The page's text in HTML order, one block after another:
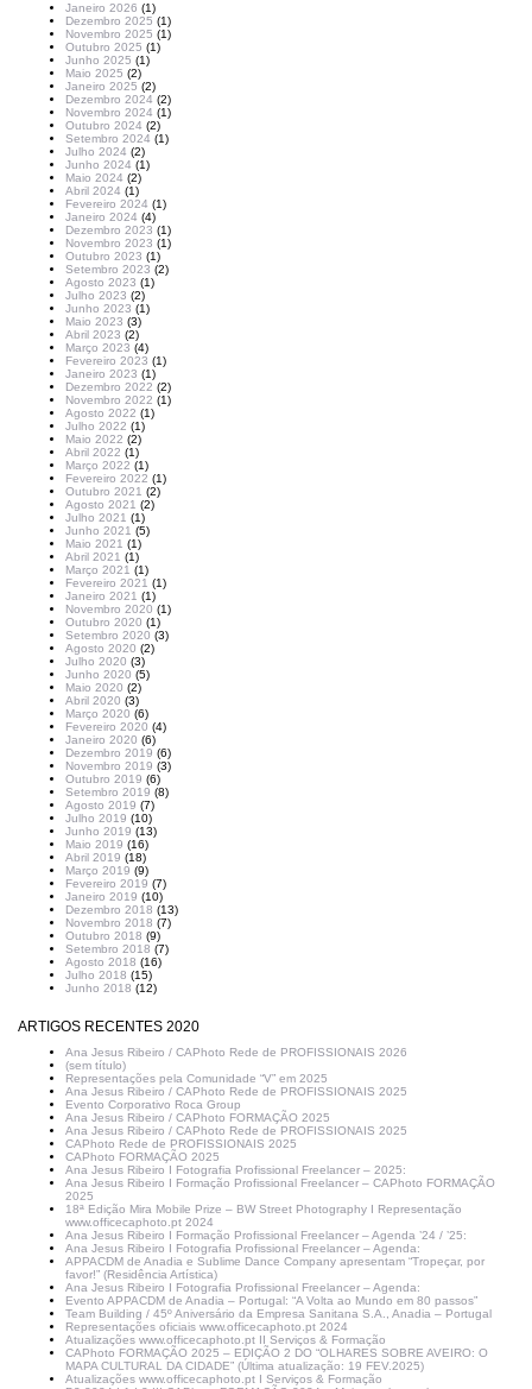
Janeiro 2026 (1)
Dezembro 2025 (1)
Novembro 2025 (1)
Outubro 2025 (1)
Junho 2025 (1)
Maio 2025 (2)
Janeiro 2025 (2)
Dezembro 2024 (2)
Novembro 2024 (1)
Outubro 2024 (2)
Setembro 2024 (1)
Julho 2024 (2)
Junho 2024 (1)
Maio 2024 (2)
Abril 2024 (1)
Fevereiro 2024 (1)
Janeiro 2024 (4)
Dezembro 2023 (1)
Novembro 2023 (1)
Outubro 2023 (1)
Setembro 2023 (2)
Agosto 2023 (1)
Julho 2023 (2)
Junho 2023 (1)
Maio 2023 (3)
Abril 2023 (2)
Março 2023 (4)
Fevereiro 2023 (1)
Janeiro 2023 (1)
Dezembro 2022 (2)
Novembro 2022 (1)
Agosto 2022 (1)
Julho 2022 (1)
Maio 2022 (2)
Abril 2022 (1)
Março 2022 (1)
Fevereiro 2022 (1)
Outubro 2021 (2)
Agosto 2021 (2)
Julho 2021 (1)
Junho 2021 (5)
Maio 2021 (1)
Abril 2021 (1)
Março 2021 (1)
Fevereiro 2021 (1)
Janeiro 2021 (1)
Novembro 2020 (1)
Outubro 2020 (1)
Setembro 2020 (3)
Agosto 2020 (2)
Julho 2020 (3)
Junho 2020 (5)
Maio 2020 (2)
Abril 2020 (3)
Março 2020 (6)
Fevereiro 2020 (4)
Janeiro 2020 (6)
Dezembro 2019 (6)
Novembro 2019 (3)
Outubro 2019 (6)
Setembro 2019 (8)
Agosto 2019 (7)
Julho 2019 (10)
Junho 2019 (13)
Maio 2019 (16)
Abril 2019 (18)
Março 2019 (9)
Fevereiro 2019 (7)
Janeiro 2019 (10)
Dezembro 2018 (13)
Novembro 2018 (7)
Outubro 2018 (9)
Setembro 2018 (7)
Agosto 2018 (16)
Julho 2018 (15)
Junho 2018 (12)
ARTIGOS RECENTES 2020
Ana Jesus Ribeiro / CAPhoto Rede de PROFISSIONAIS 2026
(sem título)
Representações pela Comunidade “V” em 2025
Ana Jesus Ribeiro / CAPhoto Rede de PROFISSIONAIS 2025
Evento Corporativo Roca Group
Ana Jesus Ribeiro / CAPhoto FORMAÇÃO 2025
Ana Jesus Ribeiro / CAPhoto Rede de PROFISSIONAIS 2025
CAPhoto Rede de PROFISSIONAIS 2025
CAPhoto FORMAÇÃO 2025
Ana Jesus Ribeiro I Fotografia Profissional Freelancer – 2025:
Ana Jesus Ribeiro I Formação Profissional Freelancer – CAPhoto FORMAÇÃO
2025
18ª Edição Mira Mobile Prize – BW Street Photography I Representação
www.officecaphoto.pt 2024
Ana Jesus Ribeiro I Formação Profissional Freelancer – Agenda ’24 / ’25:
Ana Jesus Ribeiro I Fotografia Profissional Freelancer – Agenda:
APPACDM de Anadia e Sublime Dance Company apresentam “Tropeçar, por
favor!” (Residência Artística)
Ana Jesus Ribeiro I Fotografia Profissional Freelancer – Agenda:
Evento APPACDM de Anadia – Portugal: “A Volta ao Mundo em 80 passos”
Team Building / 45º Aniversário da Empresa Sanitana S.A., Anadia – Portugal
Representações oficiais www.officecaphoto.pt 2024
Atualizações www.officecaphoto.pt II Serviços & Formação
CAPhoto FORMAÇÃO 2025 – EDIÇÃO 2 DO “OLHARES SOBRE AVEIRO: O
MAPA CULTURAL DA CIDADE” (Última atualização: 19 FEV.2025)
Atualizações www.officecaphoto.pt I Serviços & Formação